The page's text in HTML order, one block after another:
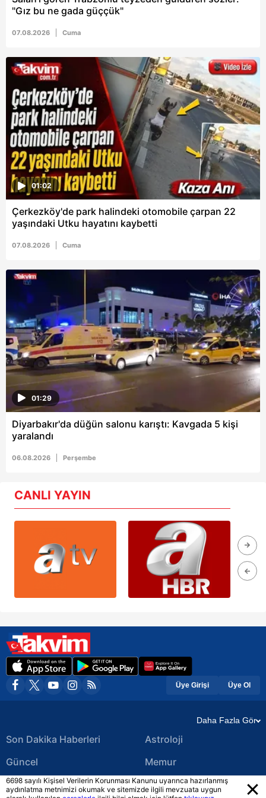
"Gız bu ne gada güççük"
07.08.2026 Cuma
01:02
Çerkezköy'de park halindeki otomobile çarpan 22
yaşındaki Utku hayatını kaybetti
07.08.2026 Cuma
01:29
Diyarbakır'da düğün salonu karıştı: Kavgada 5 kişi
yaralandı
06.08.2026 Perşembe
CANLI YAYIN
Üye Girişi Üye Ol
Daha Fazla Gör
Son Dakika Haberleri
Güncel
Ekonomi Haberleri
Astroloji
Memur
Yerel Haberler
6698 sayılı Kişisel Verilerin Korunması Kanunu uyarınca hazırlanmış
aydınlatma metnimizi okumak ve sitemizde ilgili mevzuata uygun